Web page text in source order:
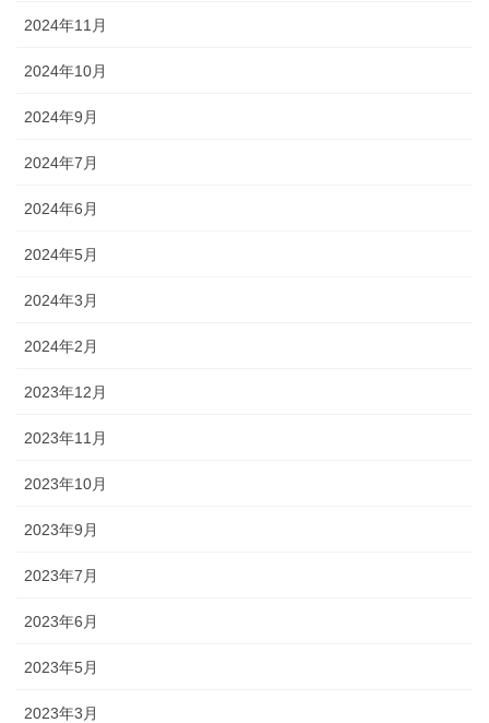
2024年11月
2024年10月
2024年9月
2024年7月
2024年6月
2024年5月
2024年3月
2024年2月
2023年12月
2023年11月
2023年10月
2023年9月
2023年7月
2023年6月
2023年5月
2023年3月